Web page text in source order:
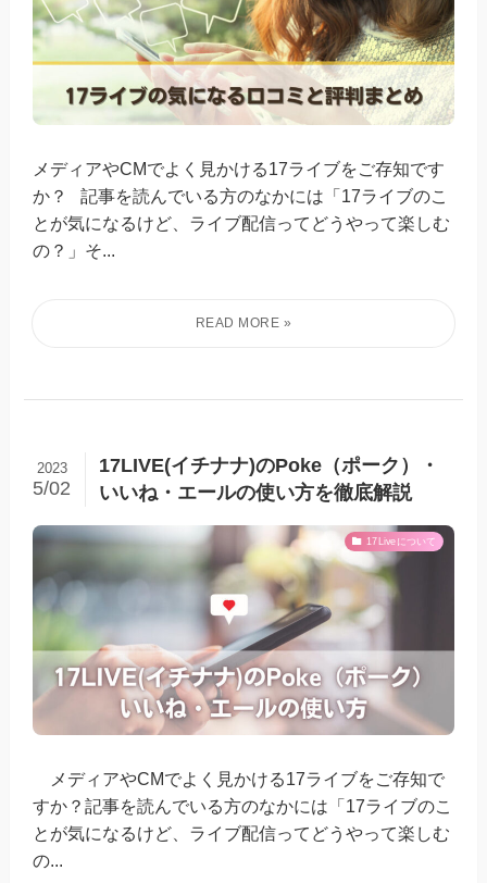
メディアやCMでよく見かける17ライブをご存知です
か？ 記事を読んでいる方のなかには「17ライブのこ
とが気になるけど、ライブ配信ってどうやって楽しむ
の？」そ...
17LIVE(イチナナ)のPoke（ポーク）・
いいね・エールの使い方を徹底解説
2023
5/02
17Liveについて
メディアやCMでよく見かける17ライブをご存知で
すか？記事を読んでいる方のなかには「17ライブのこ
とが気になるけど、ライブ配信ってどうやって楽しむ
の...